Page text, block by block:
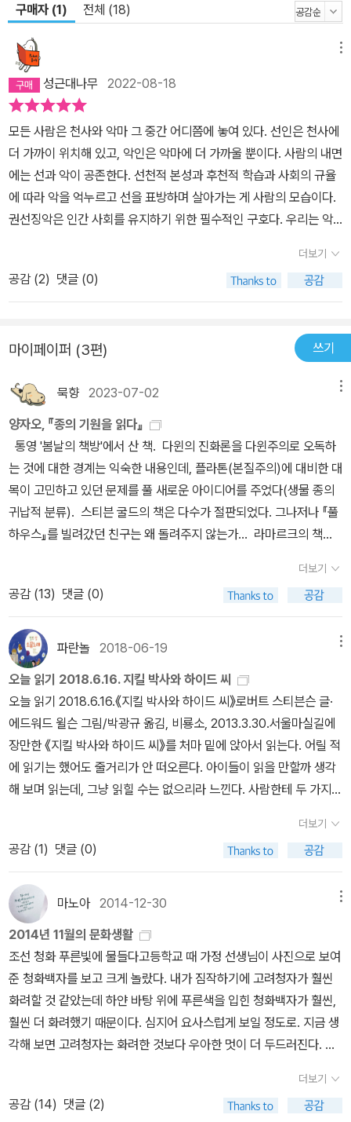
구매자 (1) 전체 (18)
성근대나무 2022-08-18
모든 사람은 천사와 악마 그 중간 어디쯤에 놓여 있다. 선인은 천사에
더 가까이 위치해 있고, 악인은 악마에 더 가까울 뿐이다. 사람의 내면
에는 선과 악이 공존한다. 선천적 본성과 후천적 학습과 사회의 규율
에 따라 악을 억누르고 선을 표방하며 살아가는 게 사람의 모습이다.
권선징악은 인간 사회를 유지하기 위한 필수적인 구호다. 우리는 악
어 수없이 발생하는 악을 향한 거부할 수 없는 끌림은 우리에게서 악
을 제거한다는 것은 불가능함을 증명할 뿐이다. 지킬 박사의 비극은
그가 제2의 파우스트 박사가 되려고 한데 있다. 절대 지식을 추구하
성이 커짐을 뜻한다. 절제되지 않는 쾌락이 탐닉의 늪에서 헤어나오
된다. 자신의 심신이 쇠잔해질 때까지 그리하여 인간성이 상실될 때
까지 말이다. 그 끝에서 하이드 씨가 나타난다. 모든 사람이 하이드 씨
를 접할 때 보이는 공통적 반응은 현실 세계에서 불가능한 현상을 목
도함에 따른 것이다. 순수 악 또는 절대 악의 구현, 즉 악마를. 뭔가
불쾌하고 싫거든요. 그렇게 혐오감을 주는 사람은 평생 처음이었지
만, 왜 싫은지 도무지 알 수가 없습니다. 어딘가 잘못된 것이 틀림없
는, 어디라고 꼭 집어 말할 수는 없지만 크게 잘못되었다는 느낌을 강
어터슨의 시각에서 사건을 조망하는 반면, 후반부는 래니언 박사의
진술과 헨리 지킬의 참회록으로 이루어져 있다. 지킬 박사는 인간의
이중성을 분리하여 추한 모습을 하나의 실체로 구현하였다. 자신의
능력으로 하이드를 통제할 수 있다고 자신하였다. 자신의 생각이 오
만이었음을 깨달았을 때 그는 이미 하이드에게 지배당하였다. 수렁에
빠진 사람처럼 한발 두발 가라앉는 상황에서도 그는 사악한 탐욕의
쾌락을 포기하지 못하였다. 죄를 범하는 것은 결국 하이드였으니까
그건 하이드인 거라고 생각했지. ‘지킬’은 잘못이 없다고. 다시 자기로
깨어나 보면, 선량한 본질은 상실되지 않고 그대로 있으니 ‘지킬 박
사’는 기회만 있으면 하이드가 저지른 죄를 서둘러 지워 버리고자 애
쓰기도 했지. 이렇게 하는 동안 양심은 차츰 마비되어 갔지. (P.132-1
과 하등의 관계가 없다라는. 하나의 정신과 하나의 육체에 두 인간이
즉시 하이드는 자신의 생존을 위한 행동에 나설 것이다. 그것이 생명
체의 본성이므로. 하이드는 지킬을 제거하고 완전한 하이드가 되기를
소망한다. 지금 나는 ‘그’라고 하고 있네. ‘나’라고는 부를 수가 없어.
이 지옥의 아들에게는 인간다운 데가 조금도 없었네. 마음속에 공포
와 증오 말고는 아무것도 없었지. (P.147) 지킬 박사는 하이드를
‘그’라고 부르며 자신이 아닌 다른 존재임을 인정한다. 최초에 그의 것
이자 동시에 자신의 것인 추한 얼굴에 기쁨을 느꼈던 그가 이것을 부
인하고 만다. 영혼의 공존이 영혼의 분열로 이어지고 끝내는 반쪽 영
혼의 소멸로 귀결된다. 남은 반쪽에 대해 지킬 박사는 상관없다고 말
한다. 그는 이제 지킬 자신이 아닌 남인 하이드 씨이므로. 지킬은 이제
더보기
공감 (2) 댓글 (0)
마이페이퍼 (3편) 쓰기
묵향2023-07-02
양자오, 『종의 기원을 읽다』
통영 '봄날의 책방'에서 산 책. 다윈의 진화론을 다윈주의로 오독하
는 것에 대한 경계는 익숙한 내용인데, 플라톤(본질주의)에 대비한 대
목이 고민하고 있던 문제를 풀 새로운 아이디어를 주었다(생물 종의
귀납적 분류). 스티븐 굴드의 책은 다수가 절판되었다. 그나저나 『풀
하우스』를 빌려갔던 친구는 왜 돌려주지 않는가... 라마르크의 책도
다윈 스티븐 제이 굴드 에드워드 윌슨 리처드 도킨스 기타 알라딘
은 24주년을 맞았고, 나는 2005. 1. 1. 데리다 『법의 힘』을 시작으로
2023. 6. 22.까지 알라딘에서 2,033권을 샀다고 한다. 사는 책을 읽
는지와는 별개로, 책을 구매하는 양과 빈도는 꽤 많은 편이라고 생각
했는데, 서초구에 나보다 (알라딘에서) 책을 많이 산 분이 이백예순아
홉 분이나 계신다고 하니 살짝 오기가 생긴다.이와 같은 서술을 통해
내가 ‘종‘이라는 이름을 서로 밀접하고 비슷한 개체에 대해 편의상 임
의로 붙였다는 것과 그것이 ‘변종‘이라는 이름과 본질적으로 다르지
않다는 사실을 이해했을 것이다. 변종은 차이점이 비교적 적고 유사
점이 비교적 많은 유형을 가리킨다.- P107동류 사이의 생존경쟁이
야말로 모든 생존경쟁 가운데 가장 치열하고 무시무시한 것이다.- P1
17서양 사상의 논리에서 분류라는 작업이 핵심이 되는 이유는 그것
이 서술(description)인 동시에 규정(prescription)이기 때문이다.
목한 다음, 공통된 특징을 서술한다. 이것이 말의 본질이다. 이런 방법
으로 말의 공통된 특징을 서술했을 때, 그 서술 자체는 다시 규정이 된
다. 이러한 말을 본 다음 이 동물을 ‘말‘이라고 지칭하고 다시 공통된
특징을 서술함으로써 서술은 정의(定義)가 된다.- P141이전 사람들
은 일단 분류를 앞에 두고 생물 개체를 뒤에 두었다. 그러나 다윈은 완
전히 새로운 태도를 취했다. 그는 사람들이 자연의 오묘함과 종의 변
화 및 이 세계의 유래를 보지 못하는 이유가 여기에 있다고 여겼다.다
윈은 사람들과 정반대 방향으로 생물 세계를 관찰했다. 먼저 개체를
상학으로 기존의 본질론을 대체한 것이다. 우리는 성급하게 이 동물
이 무엇인지 결정하거나 정의할 필요 없이 각각의 단일 개체가 실제
더보기
공감 (13) 댓글 (0)
파란놀 2018-06-19
오늘 읽기 2018.6.16. 지킬 박사와 하이드 씨
오늘 읽기 2018.6.16.《지킬 박사와 하이드 씨》로버트 스티븐슨 글·
에드워드 윌슨 그림/박광규 옮김, 비룡소, 2013.3.30.서울마실길에
장만한 《지킬 박사와 하이드 씨》를 처마 밑에 앉아서 읽는다. 어릴 적
에 읽기는 했어도 줄거리가 안 떠오른다. 아이들이 읽을 만할까 생각
해 보며 읽는데, 그냥 읽힐 수는 없으리라 느낀다. 사람한테 두 가지
겉으로 꾸미거나 속으로 감춘 마음이란 무엇인가, 스스로 걸어온 삶
을 또박또박 밝혀 놓은 모습, 살아가는 기쁨이나 보람이란 무엇인가
들도 따질 노릇이지만, 무엇보다 ‘우리는 넋이라는 숨결로 살면서 몸
이라는 옷을 입을 뿐’이라고 몇 줄로 밝힌 대목을 눈여겨보면서 이야
기해야지 싶다. 지킬 박사는 이녁 삶에서 ‘옷을 벗고’ 싶은 길을 간 셈
이지 싶다. 거추장스러운 옷이 아니라 즐겁게 날아오를 옷을 입고 싶
었달까. 그런데 옷벗기를 약물에 기대려 했고, 옷을 벗은 뒤에는 못된
짓을 일삼고 싶은 마음이었기에 하이드 씨라는 새로운 사람이 되었겠
지. 문학 하나에 깃든 생각을 읽고 보니, 이러한 문학 하나를 놓고 이
레나 보름에 걸쳐 곰곰이 배우는 길을 걸을 만하지 싶기도 하다. 학교
에서 따로 교과서를 쓰기보다는 이 같은 책을 함께 읽고 새기고 돌아
보면서 생각을 살찌우고 삶과 살림을 스스로 참다이 다스리도록 북돋
우면 좋으리라. ㅅㄴㄹ(숲노래/최종규)
더보기
공감 (1) 댓글 (0)
마노아2014-12-30
2014년 11월의 문화생활
조선 청화 푸른빛에 물들다고등학교 때 가정 선생님이 사진으로 보여
준 청화백자를 보고 크게 놀랐다. 내가 짐작하기에 고려청자가 훨씬
화려할 것 같았는데 하얀 바탕 위에 푸른색을 입힌 청화백자가 훨씬,
훨씬 더 화려했기 때문이다. 심지어 요사스럽게 보일 정도로. 지금 생
각해 보면 고려청자는 화려한 것보다 우아한 멋이 더 두드러진다. 그
러했다. 이번에 조선 청화 푸른빛에 물들다-를 재밌게 보고 왔다. 전
시 공간이 좁은 편이 아님에도 너무 많은 것들을 한꺼번에 진열해서
더보기
공감 (14) 댓글 (2)